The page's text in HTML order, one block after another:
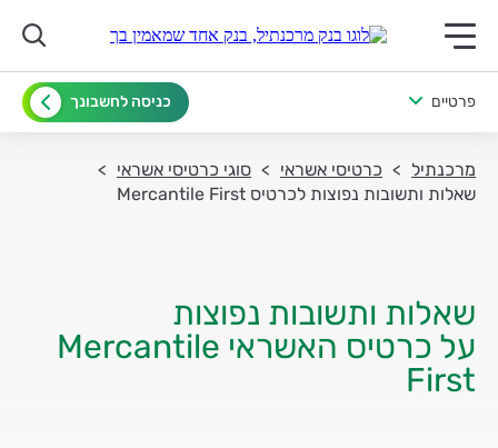
תפריט ראשי לנייד
פרטיים כניסה לחשבונך
מרכנתיל כרטיסי אשראי
סוגי כרטיסי אשראי
שאלות ותשובות נפוצות לכרטיס Mercantile First
על כרטיס האשראי Mercantile
First